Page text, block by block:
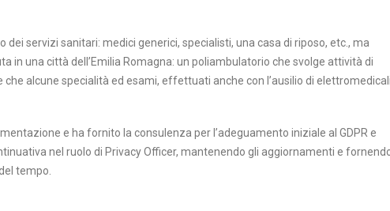
dei servizi sanitari: medici generici, specialisti, una casa di riposo, etc., ma
in una città dell’Emilia Romagna: un poliambulatorio che svolge attività di
alcune specialità ed esami, effettuati anche con l’ausilio di elettromedicali
e ha fornito la consulenza per l’adeguamento iniziale al GDPR e
nel ruolo di Privacy Officer, mantenendo gli aggiornamenti e
tempo.